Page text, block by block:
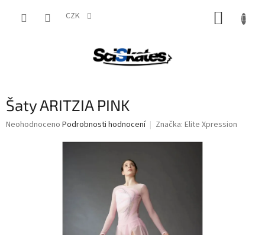
CZK
Šaty ARITZIA PINK
Průměrné
Neohodnoceno Podrobnosti hodnocení Značka: Elite Xpression